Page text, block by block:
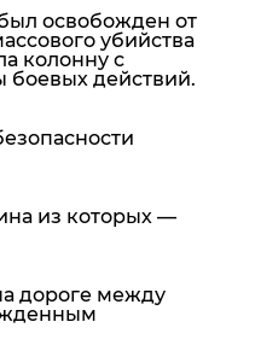
освобожден от
убийства
колонну с
боевых действий.
из которых —
дороге между